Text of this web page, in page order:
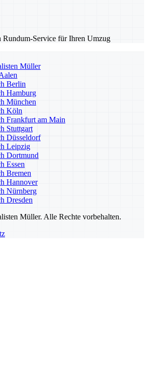
Rundum-Service für Ihren Umzug
Müller
Berlin
Hamburg
München
Köln
Frankfurt am Main
Stuttgart
Düsseldorf
Leipzig
Dortmund
Essen
Bremen
Hannover
Nürnberg
Dresden
Müller. Alle Rechte vorbehalten.